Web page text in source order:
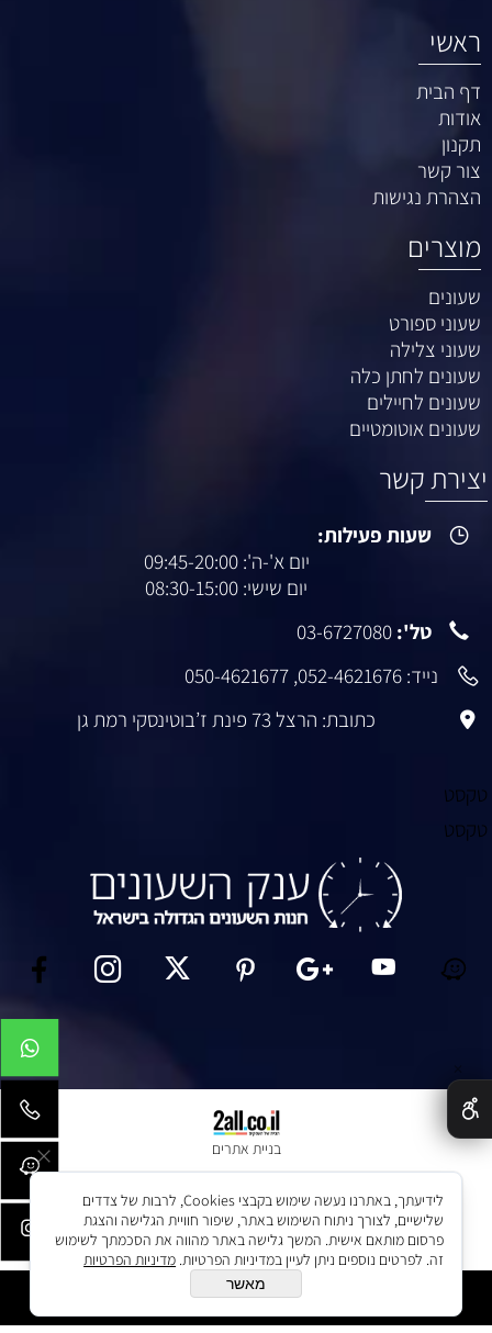
הוסף לסל
ראשי
דף הבית
אודות
תקנון
צור קשר
הצהרת נגישות
מוצרים
שעונים
שעוני ספורט
שעוני צלילה
שעונים לחתן כלה
שעונים לחיילים
שעונים אוטומטיים
יצירת קשר
שעות פעילות:
יום א'-ה': 09:45-20:00
יום שישי: 08:30-15:00
טל': 03-6727080
נייד: 052-4621676
,
050-4621677
כתובת: הרצל 73 פינת ז’בוטינסקי רמת גן
טקסט
טקסט
בניית אתרים
לידיעתך, באתרנו נעשה שימוש בקבצי Cookies, לרבות של צדדים
שלישיים, לצורך ניתוח השימוש באתר, שיפור חוויית הגלישה והצגת
פרסום מותאם אישית. המשך גלישה באתר מהווה את הסכמתך לשימוש
זה. לפרטים נוספים ניתן לעיין במדיניות הפרטיות. מדיניות הפרטיות
מאשר